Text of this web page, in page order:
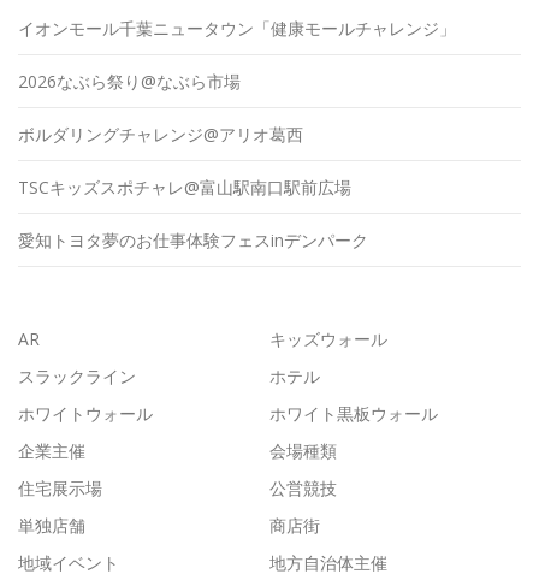
イオンモール千葉ニュータウン「健康モールチャレンジ」
2026なぶら祭り@なぶら市場
ボルダリングチャレンジ@アリオ葛西
TSCキッズスポチャレ@富山駅南口駅前広場
愛知トヨタ夢のお仕事体験フェスinデンパーク
AR
キッズウォール
スラックライン
ホテル
ホワイトウォール
ホワイト黒板ウォール
企業主催
会場種類
住宅展示場
公営競技
単独店舗
商店街
地域イベント
地方自治体主催